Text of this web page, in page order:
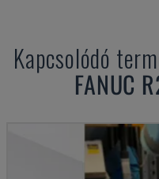
Kapcsolódó
FANUC